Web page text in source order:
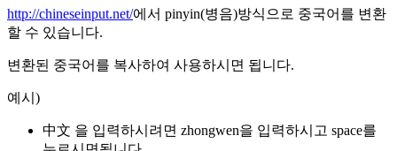
http://chineseinput.net/에서 pinyin(병음)방식으로 중국어를 변환
할 수 있습니다.
변환된 중국어를 복사하여 사용하시면 됩니다.
예시)
中文 을 입력하시려면 zhongwen을 입력하시고 space를